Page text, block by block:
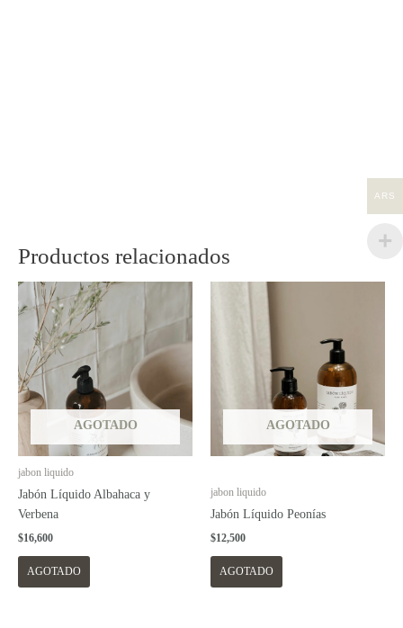
Productos relacionados
AGOTADO
jabon liquido
Jabón Líquido Albahaca y
Verbena
$16,600
AGOTADO
AGOTADO
jabon liquido
Jabón Líquido Peonías
$12,500
AGOTADO
ARS